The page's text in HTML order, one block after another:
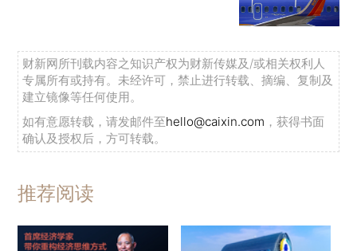
财新网所刊载内容之知识产权为财新传媒及/或相关权利人
专属所有或持有。未经许可，禁止进行转载、摘编、复制及
建立镜像等任何使用。
如有意愿转载，请发邮件至hello@caixin.com ，获得书面
确认及授权后，方可转载。
推荐阅读